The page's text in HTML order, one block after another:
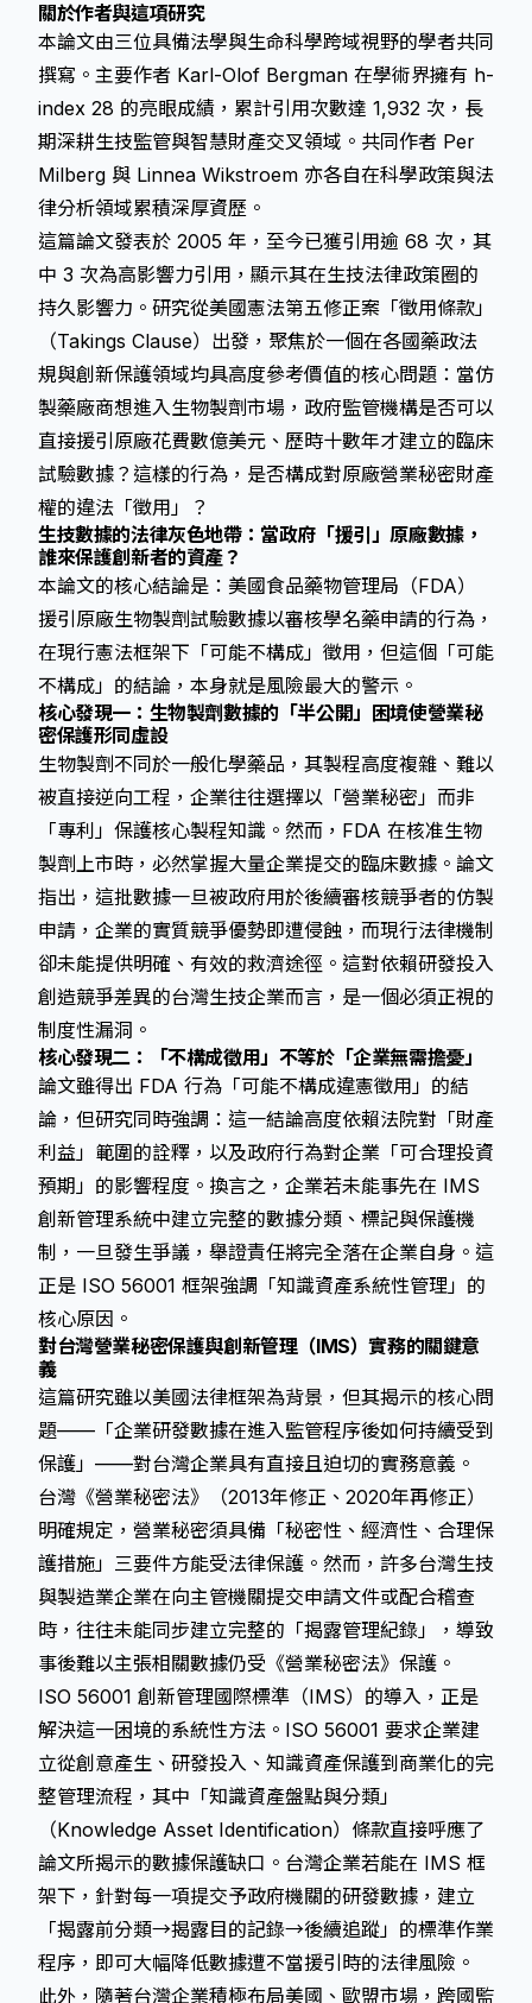
關於作者與這項研究
本論文由三位具備法學與生命科學跨域視野的學者共同
撰寫。主要作者 Karl-Olof Bergman 在學術界擁有 h-
index 28 的亮眼成績，累計引用次數達 1,932 次，長
期深耕生技監管與智慧財產交叉領域。共同作者 Per
Milberg 與 Linnea Wikstroem 亦各自在科學政策與法
律分析領域累積深厚資歷。
這篇論文發表於 2005 年，至今已獲引用逾 68 次，其
中 3 次為高影響力引用，顯示其在生技法律政策圈的
持久影響力。研究從美國憲法第五修正案「徵用條款」
（Takings Clause）出發，聚焦於一個在各國藥政法
規與創新保護領域均具高度參考價值的核心問題：當仿
製藥廠商想進入生物製劑市場，政府監管機構是否可以
直接援引原廠花費數億美元、歷時十數年才建立的臨床
試驗數據？這樣的行為，是否構成對原廠營業秘密財產
權的違法「徵用」？
生技數據的法律灰色地帶：當政府「援引」原廠數據，
誰來保護創新者的資產？
本論文的核心結論是：美國食品藥物管理局（FDA）
援引原廠生物製劑試驗數據以審核學名藥申請的行為，
在現行憲法框架下「可能不構成」徵用，但這個「可能
不構成」的結論，本身就是風險最大的警示。
核心發現一：生物製劑數據的「半公開」困境使營業秘
密保護形同虛設
生物製劑不同於一般化學藥品，其製程高度複雜、難以
被直接逆向工程，企業往往選擇以「營業秘密」而非
「專利」保護核心製程知識。然而，FDA 在核准生物
製劑上市時，必然掌握大量企業提交的臨床數據。論文
指出，這批數據一旦被政府用於後續審核競爭者的仿製
申請，企業的實質競爭優勢即遭侵蝕，而現行法律機制
卻未能提供明確、有效的救濟途徑。這對依賴研發投入
創造競爭差異的台灣生技企業而言，是一個必須正視的
制度性漏洞。
核心發現二：「不構成徵用」不等於「企業無需擔憂」
論文雖得出 FDA 行為「可能不構成違憲徵用」的結
論，但研究同時強調：這一結論高度依賴法院對「財產
利益」範圍的詮釋，以及政府行為對企業「可合理投資
預期」的影響程度。換言之，企業若未能事先在 IMS
創新管理系統中建立完整的數據分類、標記與保護機
制，一旦發生爭議，舉證責任將完全落在企業自身。這
正是 ISO 56001 框架強調「知識資產系統性管理」的
核心原因。
對台灣營業秘密保護與創新管理（IMS）實務的關鍵意
義
這篇研究雖以美國法律框架為背景，但其揭示的核心問
題——「企業研發數據在進入監管程序後如何持續受到
保護」——對台灣企業具有直接且迫切的實務意義。
台灣《營業秘密法》（2013年修正、2020年再修正）
明確規定，營業秘密須具備「秘密性、經濟性、合理保
護措施」三要件方能受法律保護。然而，許多台灣生技
與製造業企業在向主管機關提交申請文件或配合稽查
時，往往未能同步建立完整的「揭露管理紀錄」，導致
事後難以主張相關數據仍受《營業秘密法》保護。
ISO 56001 創新管理國際標準（IMS）的導入，正是
解決這一困境的系統性方法。ISO 56001 要求企業建
立從創意產生、研發投入、知識資產保護到商業化的完
整管理流程，其中「知識資產盤點與分類」
（Knowledge Asset Identification）條款直接呼應了
論文所揭示的數據保護缺口。台灣企業若能在 IMS 框
架下，針對每一項提交予政府機關的研發數據，建立
「揭露前分類→揭露目的記錄→後續追蹤」的標準作業
程序，即可大幅降低數據遭不當援引時的法律風險。
此外，隨著台灣企業積極布局美國、歐盟市場，跨國監